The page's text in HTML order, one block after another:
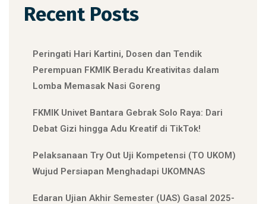
Recent Posts
Peringati Hari Kartini, Dosen dan Tendik
Perempuan FKMIK Beradu Kreativitas dalam
Lomba Memasak Nasi Goreng
FKMIK Univet Bantara Gebrak Solo Raya: Dari
Debat Gizi hingga Adu Kreatif di TikTok!
Pelaksanaan Try Out Uji Kompetensi (TO UKOM)
Wujud Persiapan Menghadapi UKOMNAS
Edaran Ujian Akhir Semester (UAS) Gasal 2025-